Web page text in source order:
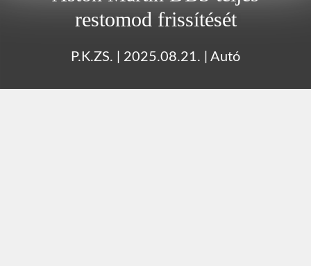
restomod frissítését
P.K.ZS. 2025.08.21. Autó